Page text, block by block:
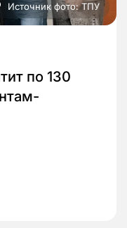
Источник фото: ТПУ
по 130